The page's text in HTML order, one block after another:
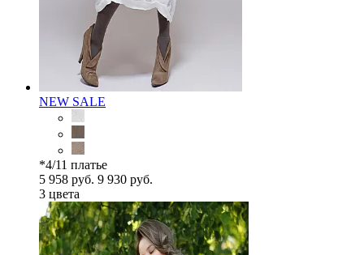
NEW SALE
*4/11 платье
5 958 руб. 9 930 руб.
3 цветa